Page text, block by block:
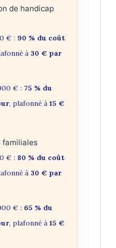
de handicap
€ : 90 % du coût
à 30 € par
€ : 75 % du
, plafonné à 15 €
familiales
€ : 80 % du coût
à 30 € par
€ : 65 % du
, plafonné à 15 €